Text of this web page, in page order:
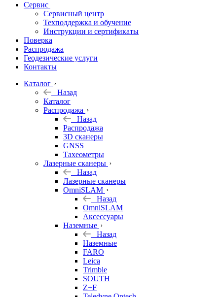
Софт
Георадары
Акции
Гидрография
Подбор
оборудования
по задачам
Архив
Геодезическое
оборудование
Сервис
Сервисный центр
Техподдержка и обучение
Инструкции и сертификаты
Поверка
Распродажа
Геодезические услуги
Контакты
Каталог
Назад
Каталог
Распродажа
Назад
Распродажа
3D сканеры
GNSS
Тахеометры
Лазерные сканеры
Назад
Лазерные сканеры
OmniSLAM
Назад
OmniSLAM
Аксессуары
Наземные
Назад
Наземные
FARO
Leica
Trimble
SOUTH
Z+F